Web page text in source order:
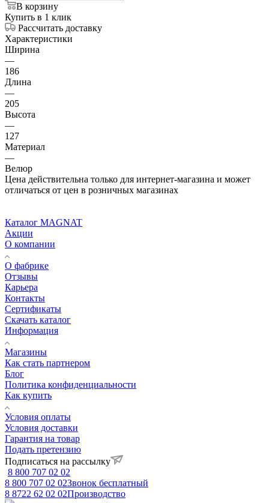
В корзину
Купить в 1 клик
Рассчитать доставку
Характеристики
Ширина
—
186
Длина
—
205
Высота
—
127
Материал
—
Велюр
Цена действительна только для интернет-магазина и может
отличаться от цен в розничных магазинах
Каталог MAGNAT
Акции
О компании
О фабрике
Отзывы
Карьера
Контакты
Сертификаты
Скачать каталог
Информация
Магазины
Как стать партнером
Блог
Политика конфиденциальности
Как купить
Условия оплаты
Условия доставки
Гарантия на товар
Подать претензию
Подписаться на рассылку
8 800 707 02 02
8 800 707 02 02Звонок бесплатный
8 8722 62 02 02Производство